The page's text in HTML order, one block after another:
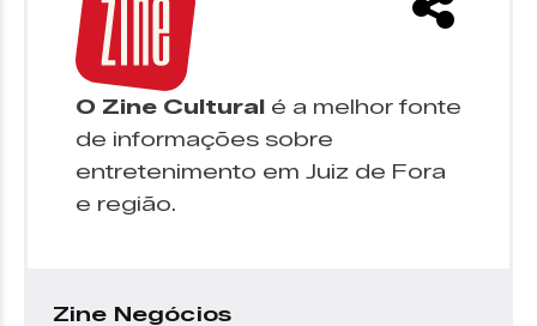
O Zine Cultural é a melhor fonte
de informações sobre
entretenimento em Juiz de Fora
e região.
Zine Negócios